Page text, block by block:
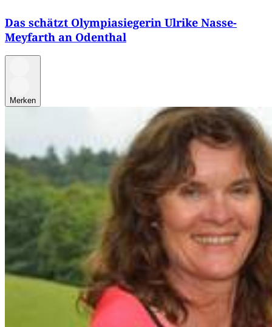
Das schätzt Olympiasiegerin Ulrike Nasse-
Meyfarth an Odenthal
Merken